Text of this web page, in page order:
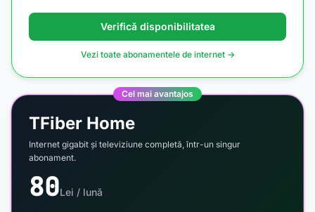
Verifică disponibilitatea
Vezi toate abonamentele de internet →
Cel mai avantajos
TFiber Home
Internet gigabit și televiziune completă, într-un singur
abonament.
80Lei / lună